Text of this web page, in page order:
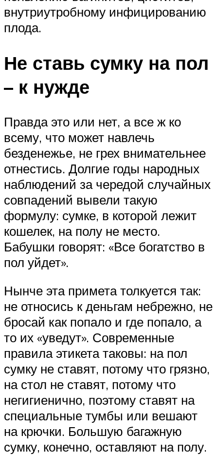
внутриутробному инфицированию
плода.
Не ставь сумку на пол
– к нужде
Правда это или нет, а все ж ко
всему, что может навлечь
безденежье, не грех внимательнее
отнестись. Долгие годы народных
наблюдений за чередой случайных
совпадений вывели такую
формулу: сумке, в которой лежит
кошелек, на полу не место.
Бабушки говорят: «Все богатство в
пол уйдет».
Нынче эта примета толкуется так:
не относись к деньгам небрежно, не
бросай как попало и где попало, а
то их «уведут». Современные
правила этикета таковы: на пол
сумку не ставят, потому что грязно,
на стол не ставят, потому что
негигиенично, поэтому ставят на
специальные тумбы или вешают
на крючки. Большую багажную
сумку, конечно, оставляют на полу.